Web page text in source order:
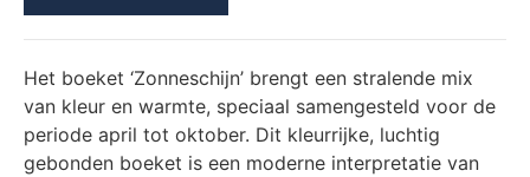
Het boeket ‘Zonneschijn’ brengt een stralende mix
van kleur en warmte, speciaal samengesteld voor de
periode april tot oktober. Dit kleurrijke, luchtig
gebonden boeket is een moderne interpretatie van